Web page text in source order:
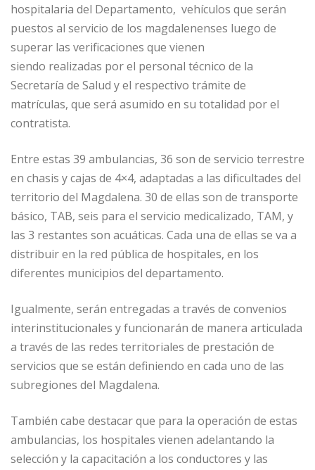
hospitalaria del Departamento, vehículos que serán
puestos al servicio de los magdalenenses luego de
superar las verificaciones que vienen
siendo realizadas por el personal técnico de la
Secretaría de Salud y el respectivo trámite de
matrículas, que será asumido en su totalidad por el
contratista.
Entre estas 39 ambulancias, 36 son de servicio terrestre
en chasis y cajas de 4×4, adaptadas a las dificultades del
territorio del Magdalena. 30 de ellas son de transporte
básico, TAB, seis para el servicio medicalizado, TAM, y
las 3 restantes son acuáticas. Cada una de ellas se va a
distribuir en la red pública de hospitales, en los
diferentes municipios del departamento.
Igualmente, serán entregadas a través de convenios
interinstitucionales y funcionarán de manera articulada
a través de las redes territoriales de prestación de
servicios que se están definiendo en cada uno de las
subregiones del Magdalena.
También cabe destacar que para la operación de estas
ambulancias, los hospitales vienen adelantando la
selección y la capacitación a los conductores y las